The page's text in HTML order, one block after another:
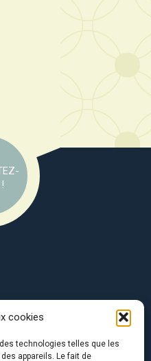
cookies
technologies telles que les
appareils. Le fait de